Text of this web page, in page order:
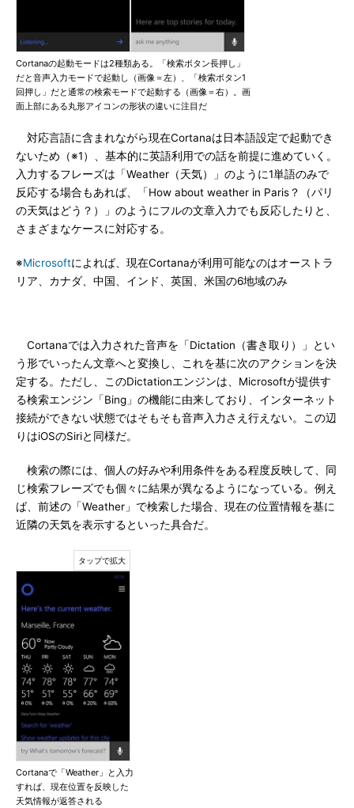
Cortanaの起動モードは2種類ある。「検索ボタン長押し」
だと音声入力モードで起動し（画像＝左）、「検索ボタン1
回押し」だと通常の検索モードで起動する（画像＝右）。画
面上部にある丸形アイコンの形状の違いに注目だ
対応言語に含まれながら現在Cortanaは日本語設定で起動でき
ないため（※1）、基本的に英語利用での話を前提に進めていく。
入力するフレーズは「Weather（天気）」のように1単語のみで
反応する場合もあれば、「How about weather in Paris？（パリ
の天気はどう？）」のようにフルの文章入力でも反応したりと、
さまざまなケースに対応する。
※Microsoftによれば、現在Cortanaが利用可能なのはオーストラ
リア、カナダ、中国、インド、英国、米国の6地域のみ
Cortanaでは入力された音声を「Dictation（書き取り）」とい
う形でいったん文章へと変換し、これを基に次のアクションを決
定する。ただし、このDictationエンジンは、Microsoftが提供す
る検索エンジン「Bing」の機能に由来しており、インターネット
接続ができない状態ではそもそも音声入力さえ行えない。この辺
りはiOSのSiriと同様だ。
検索の際には、個人の好みや利用条件をある程度反映して、同
じ検索フレーズでも個々に結果が異なるようになっている。例え
ば、前述の「Weather」で検索した場合、現在の位置情報を基に
近隣の天気を表示するといった具合だ。
Cortanaで「Weather」と入力
すれば、現在位置を反映した
天気情報が返答される